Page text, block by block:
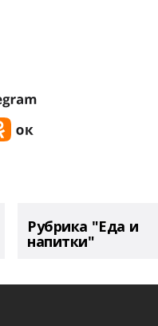
Рубрика "Еда и
напитки"